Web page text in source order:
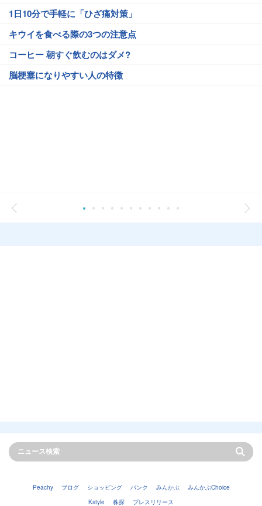
1日10分で手軽に「ひざ痛対策」
キウイを食べる際の3つの注意点
コーヒー 朝すぐ飲むのはダメ?
脳梗塞になりやすい人の特徴
Peachy ブログ ショッピング バンク みんかぶ
みんかぶChoice
Kstyle
株探 プレスリリース